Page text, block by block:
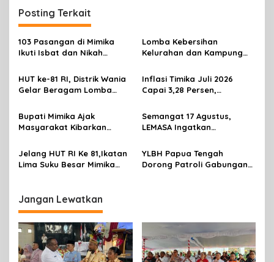
g
a
s
i
p
o
s
Posting Terkait
103 Pasangan di Mimika
Ikuti Isbat dan Nikah
Lomba Kebersihan
Kelurahan dan Kampung
RI, Distrik Mimika Baru Ajak
Warga Ubah Kebiasaan
Buang Sampah
HUT ke-81 RI, Distrik Wania
Gelar Beragam Lomba
Kebersamaan
Inflasi Timika Juli 2026
Capai 3,28 Persen,
Perawatan Pribadi Jadi
Penyumbang Utama
Bupati Mimika Ajak
Masyarakat Kibarkan
Agustus 2026
Semangat 17 Agustus,
LEMASA Ingatkan
Kamtibmas di Timika
Jelang HUT RI Ke 81,Ikatan
Lima Suku Besar Mimika
YLBH Papua Tengah
Dorong Patroli Gabungan
Jangan Lewatkan